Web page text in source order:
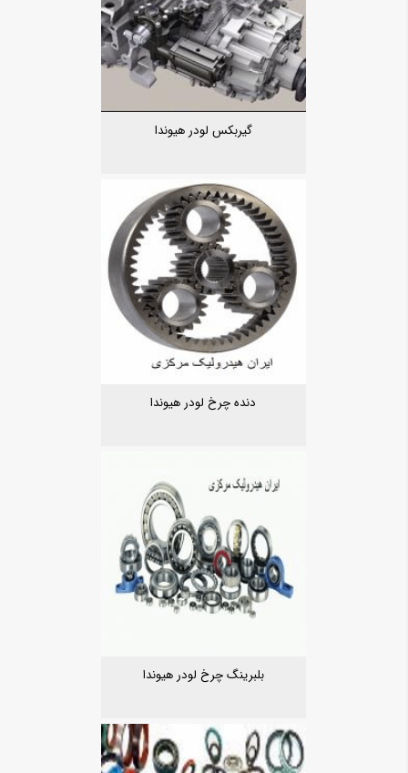
گیربکس لودر هیوندا
دنده چرخ لودر هیوندا
بلبرینگ چرخ لودر هیوندا